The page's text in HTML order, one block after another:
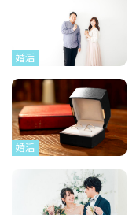
婚活
婚活